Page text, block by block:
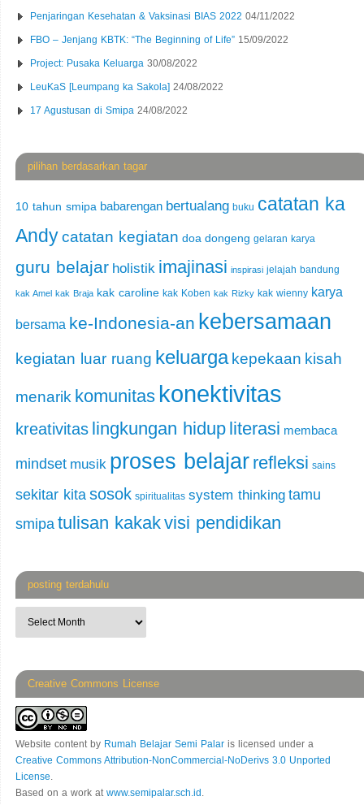
Penjaringan Kesehatan & Vaksinasi BIAS 2022 04/11/2022
FBO – Jenjang KBTK: “The Beginning of Life” 15/09/2022
Project: Pusaka Keluarga 30/08/2022
LeuKaS [Leumpang ka Sakola] 24/08/2022
17 Agustusan di Smipa 24/08/2022
pilihan berdasarkan tagar
10 tahun smipa babarengan bertualang buku catatan ka
Andycatatan kegiatan doa dongeng gelaran karya
guru belajar holistik imajinasi inspirasi jelajah bandung
kak Amel kak Braja kak caroline kak Koben kak Rizky kak wienny karya
bersama ke-Indonesia-an kebersamaan
kegiatan luar ruang keluarga kepekaan kisah
menarik komunitas konektivitas
kreativitas lingkungan hidup literasi membaca
mindset musik proses belajar refleksi sains
sekitar kitasosok spiritualitas system thinking tamu
smipa tulisan kakakvisi pendidikan
posting terdahulu
Creative Commons License
Website contentby Rumah Belajar Semi Palar is licensed under a
Creative Commons Attribution-NonCommercial-NoDerivs 3.0 Unported
License.
Based on a work at www.semipalar.sch.id .